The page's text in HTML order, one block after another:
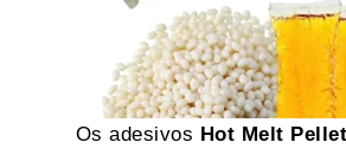
Os adesivos Hot Melt